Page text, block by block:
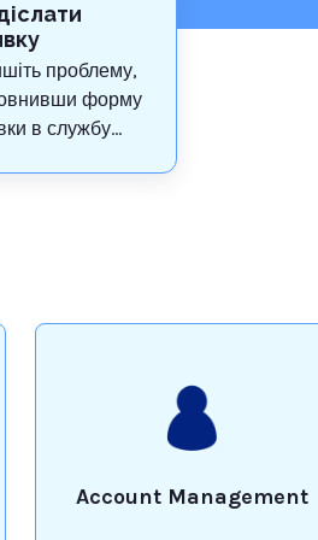
проблему,
форму
в службу
Account Management